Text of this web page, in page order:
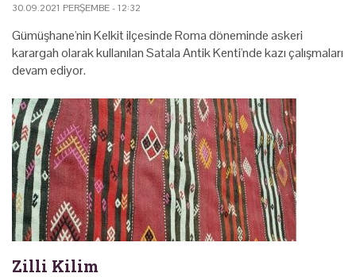
30.09.2021 PERŞEMBE - 12:32
Gümüşhane'nin Kelkit ilçesinde Roma döneminde askeri
karargah olarak kullanılan Satala Antik Kenti'nde kazı çalışmaları
devam ediyor.
Zilli Kilim